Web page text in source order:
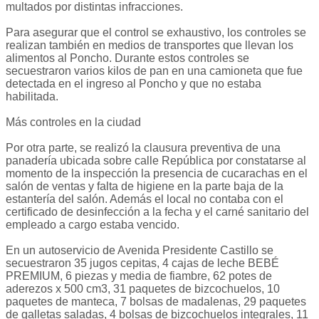
multados por distintas infracciones.
Para asegurar que el control se exhaustivo, los controles se
realizan también en medios de transportes que llevan los
alimentos al Poncho. Durante estos controles se
secuestraron varios kilos de pan en una camioneta que fue
detectada en el ingreso al Poncho y que no estaba
habilitada.
Más controles en la ciudad
Por otra parte, se realizó la clausura preventiva de una
panadería ubicada sobre calle República por constatarse al
momento de la inspección la presencia de cucarachas en el
salón de ventas y falta de higiene en la parte baja de la
estantería del salón. Además el local no contaba con el
certificado de desinfección a la fecha y el carné sanitario del
empleado a cargo estaba vencido.
En un autoservicio de Avenida Presidente Castillo se
secuestraron 35 jugos cepitas, 4 cajas de leche BEBÉ
PREMIUM, 6 piezas y media de fiambre, 62 potes de
aderezos x 500 cm3, 31 paquetes de bizcochuelos, 10
paquetes de manteca, 7 bolsas de madalenas, 29 paquetes
de galletas saladas, 4 bolsas de bizcochuelos integrales, 11